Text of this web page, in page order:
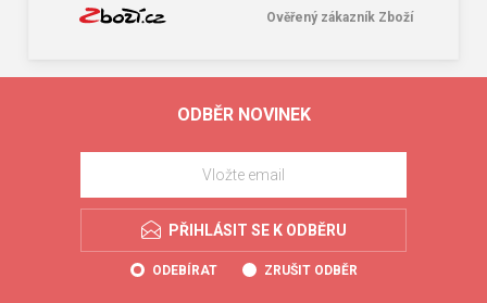
Ověřený zákazník Zboží
ODBĚR NOVINEK
PŘIHLÁSIT SE K ODBĚRU
ODEBÍRAT ZRUŠIT ODBĚR